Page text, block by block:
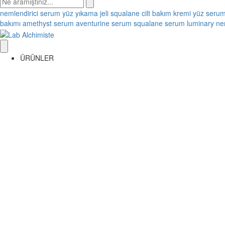
nemlendirici serum yüz yıkama jeli squalane cilt bakım kremi yüz
bakımı amethyst serum aventurine serum squalane serum luminary
ÜRÜNLER